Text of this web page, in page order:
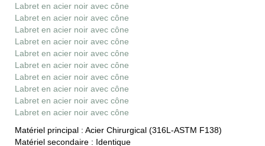
Labret en acier noir avec cône
Labret en acier noir avec cône
Labret en acier noir avec cône
Labret en acier noir avec cône
Labret en acier noir avec cône
Labret en acier noir avec cône
Labret en acier noir avec cône
Labret en acier noir avec cône
Labret en acier noir avec cône
Labret en acier noir avec cône
Matériel principal : Acier Chirurgical (316L-ASTM F138)
Matériel secondaire : Identique